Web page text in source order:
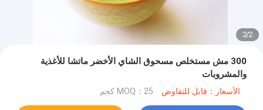
2
/
2
300 مش مستخلص مسحوق الشاي الأخضر ماتشا للأغذية
والمشروبات
الأسعار：قابل للتفاوض MOQ：25 كجم